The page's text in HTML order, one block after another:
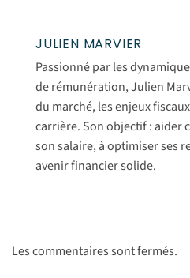
JULIEN MARVIER
Passionné par les
de rémunération, Julien
du marché, les enjeux
carrière. Son objectif : aider
son salaire, à optimiser ses
avenir financier solide.
Les commentaires sont fermés.